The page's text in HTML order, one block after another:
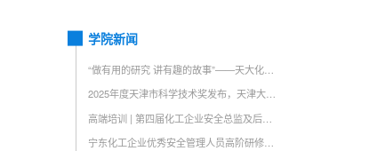
学院新闻
“做有用的研究 讲有趣的故事”——天大化工教授杨全红荣获全国五...
2025年度天津市科学技术奖发布，天津大学化工学院三项重要科研成...
高端培训 | 第四届化工企业安全总监及后备力量高级研修班面试启动...
宁东化工企业优秀安全管理人员高阶研修班在天津大学顺利开班